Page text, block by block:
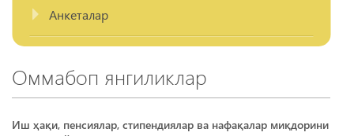
Анкеталар
Оммабоп янгиликлар
Иш ҳақи, пенсиялар, стипендиялар ва нафақалар миқдорини